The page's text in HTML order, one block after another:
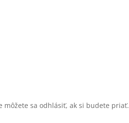
môžete sa odhlásiť, ak si budete priať.